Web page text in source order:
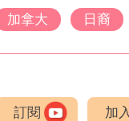
加拿大 日裔
訂閱 加入